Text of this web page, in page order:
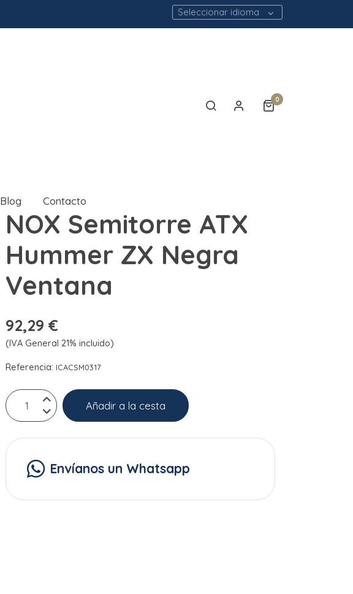
Seleccionar idioma
0
Blog Contacto
NOX Semitorre ATX
Hummer ZX Negra
Ventana
92,29 €
(IVA General 21% incluido)
Referencia: ICACSM0317
Añadir a la cesta
Envíanos un Whatsapp